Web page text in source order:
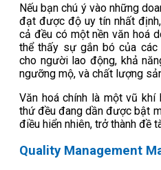
Nếu bạn chú ý vào những
đạt được độ uy tín nhất
cả đều có một nền văn hoá
thể thấy sự gắn bó của các
cho người lao động, khả
ngưỡng mộ, và chất lượng
Văn hoá chính là một vũ
thứ đều đang dần được bật
điều hiển nhiên, trở thành đề
Quality Management